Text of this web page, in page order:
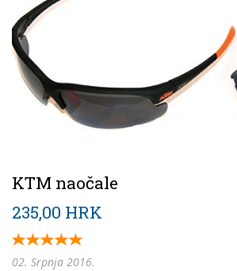
KTM naočale
235,00 HRK
02. Srpnja 2016.